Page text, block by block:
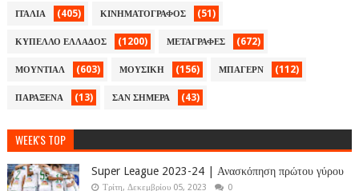
ΙΤΑΛΙΑ (405) ΚΙΝΗΜΑΤΟΓΡΑΦΟΣ (51)
ΚΥΠΕΛΛΟ ΕΛΛΑΔΟΣ (1200) ΜΕΤΑΓΡΑΦΕΣ (672)
ΜΟΥΝΤΙΑΛ (603) ΜΟΥΣΙΚΗ (156) ΜΠΑΓΕΡΝ (112)
ΠΑΡΑΞΕΝΑ (13) ΣΑΝ ΣΗΜΕΡΑ (43)
WEEK'S TOP
Super League 2023-24 | Ανασκόπηση πρώτου γύρου
Τρίτη, Δεκεμβρίου 05, 2023 0